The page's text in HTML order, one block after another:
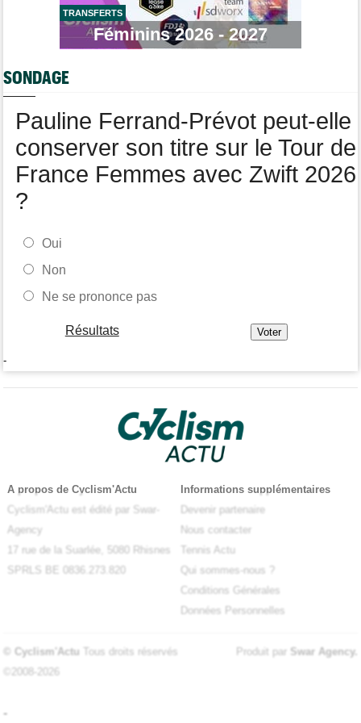
Route
Robert Gesink : "Le cyclisme moderne est beaucoup plus
propre..."
Joao Almeida a dû abandonner après une chute
TRANSFERTS
Féminins 2026 - 2027
SONDAGE
Pauline Ferrand-Prévot peut-elle
conserver son titre sur le Tour de
France Femmes avec Zwift 2026
?
Oui
Non
Ne se prononce pas
Résultats
-
A propos de Cyclism'Actu
Cyclism'Actu est édité par Swar-
Agency
17 rue de la Suarlée, 5080 Rhisnes
SPRLS BE 0836.273.820
Informations supplémentaires
Devenir partenaire
Nous contacter
Tennis Actu
Qui sommes-nous ?
Conditions Générales
Données Personnelles
© Cyclism'Actu Tous droits réservés
©2008-2026
Produit par Swar Agency.
-